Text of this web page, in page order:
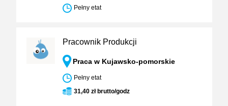
Pełny etat
Pracownik Produkcji
Praca w Kujawsko-pomorskie
Pełny etat
31,40 zł brutto/godz